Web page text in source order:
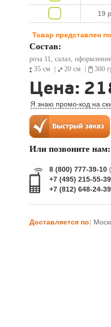
19
Товар представлен
Состав:
роза 11, салал, оформление
35 см
20 см 300
Цена:
Я знаю промо-код на
Или позвоните нам:
8 (800) 777-39-10
+7 (495) 215-55-39
+7 (812) 648-24-39
Доставляется по: